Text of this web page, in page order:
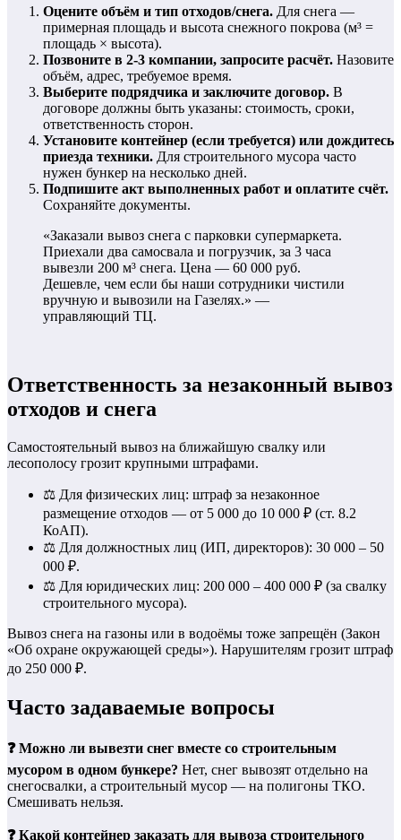
Оцените объём и тип отходов/снега. Для снега —
примерная площадь и высота снежного покрова (м³ =
площадь × высота).
Позвоните в 2-3 компании, запросите расчёт. Назовите
объём, адрес, требуемое время.
Выберите подрядчика и заключите договор. В
договоре должны быть указаны: стоимость, сроки,
ответственность сторон.
Установите контейнер (если требуется) или дождитесь
приезда техники. Для строительного мусора часто
нужен бункер на несколько дней.
Подпишите акт выполненных работ и оплатите счёт.
Сохраняйте документы.
«Заказали вывоз снега с парковки супермаркета.
Приехали два самосвала и погрузчик, за 3 часа
вывезли 200 м³ снега. Цена — 60 000 руб.
Дешевле, чем если бы наши сотрудники чистили
вручную и вывозили на Газелях.» —
управляющий ТЦ.
Ответственность за незаконный вывоз
отходов и снега
Самостоятельный вывоз на ближайшую свалку или
лесополосу грозит крупными штрафами.
⚖️ Для физических лиц: штраф за незаконное
размещение отходов — от 5 000 до 10 000 ₽ (ст. 8.2
КоАП).
⚖️ Для должностных лиц (ИП, директоров): 30 000 – 50
000 ₽.
⚖️ Для юридических лиц: 200 000 – 400 000 ₽ (за свалку
строительного мусора).
Вывоз снега на газоны или в водоёмы тоже запрещён (Закон
«Об охране окружающей среды»). Нарушителям грозит штраф
до 250 000 ₽.
Часто задаваемые вопросы
❓ Можно ли вывезти снег вместе со строительным
мусором в одном бункере? Нет, снег вывозят отдельно на
снегосвалки, а строительный мусор — на полигоны ТКО.
Смешивать нельзя.
❓ Какой контейнер заказать для вывоза строительного